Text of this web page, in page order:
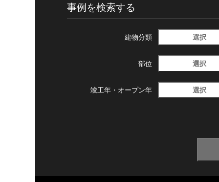
事例を検索する
建物分類 選択
部位 選択
竣工年・ オープン年 選択